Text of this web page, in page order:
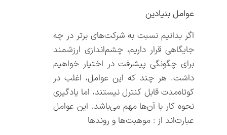
عوامل بنیادین
اگر بدانیم نسبت به شرکت‌های برتر در چه
جایگاهی قرار داریم، چشم‌اندازی ارزشمند
برای چگونگی پیشرفت در اختیار خواهیم
داشت. هر چند که این عوامل، اغلب در
کوتاه‌مدت قابل کنترل نیستند، اما یادگیری
نحوه کار با آن‌ها مهم می‌باشد. این عوامل
عبارت‌اند از : موهبت‌ها و روندها